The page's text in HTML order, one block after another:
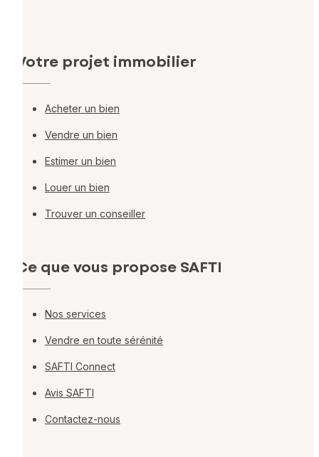
Votre projet immobilier
Acheter un bien
Vendre un bien
Estimer un bien
Louer un bien
Trouver un conseiller
Ce que vous propose SAFTI
Nos services
Vendre en toute sérénité
SAFTI Connect
Avis SAFTI
Contactez-nous